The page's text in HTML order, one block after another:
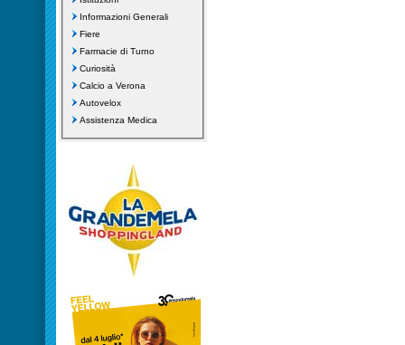
Informazioni Generali
Fiere
Farmacie di Turno
Curiosità
Calcio a Verona
Autovelox
Assistenza Medica